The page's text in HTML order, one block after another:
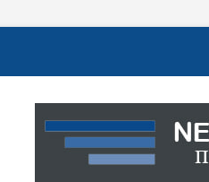
Новости
САМАЯ АКТУАЛЬНАЯ
САЙТЕ ВЫ НАЙДЕТЕ